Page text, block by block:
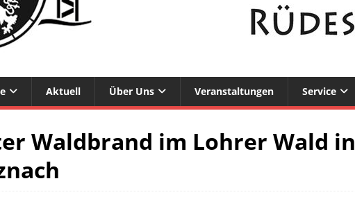
Aktuell Über Uns Veranstaltungen Service
Waldbrand im Lohrer Wald in